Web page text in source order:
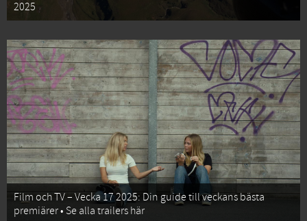
2025
Film och TV – Vecka 17 2025: Din guide till veckans bästa
premiärer • Se alla trailers här